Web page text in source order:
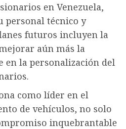
en Venezuela,
personal técnico y
futuros incluyen la
aún más la
en la personalización del
como líder en el
de vehículos, no solo
inquebrantable